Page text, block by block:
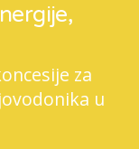
za
u